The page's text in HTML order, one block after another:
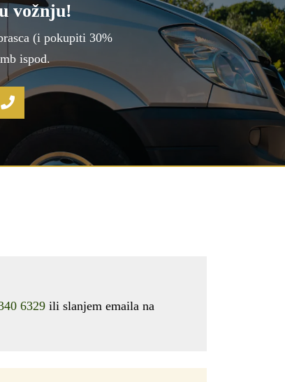
vožnju!
(i pokupiti 30%
ispod.
6329ili slanjem emaila na